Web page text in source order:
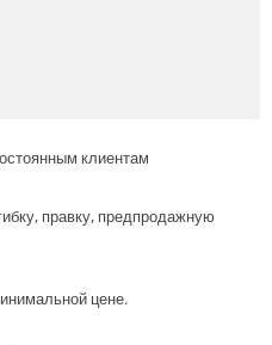
клиентам
правку, предпродажную
цене.